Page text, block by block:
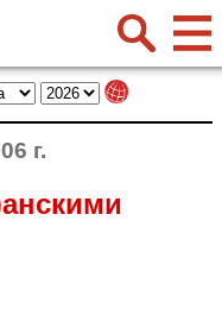
г.